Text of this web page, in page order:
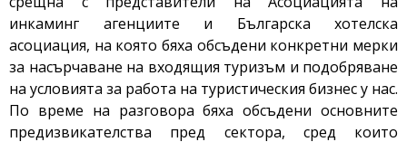
инкаминг агенциите и Българска хотелска
асоциация, на която бяха обсъдени конкретни мерки
за насърчаване на входящия туризъм и подобряване
на условията за работа на туристическия бизнес у нас.
По време на разговора бяха обсъдени основните
предизвикателства пред сектора, сред които